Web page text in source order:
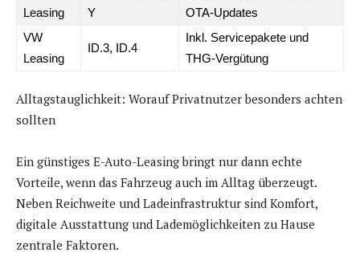
Leasing
Y
OTA-Updates
VW
Leasing
ID.3, ID.4
Inkl. Servicepakete und
THG-Vergütung
Alltagstauglichkeit: Worauf Privatnutzer besonders achten
sollten
Ein günstiges E-Auto-Leasing bringt nur dann echte
Vorteile, wenn das Fahrzeug auch im Alltag überzeugt.
Neben Reichweite und Ladeinfrastruktur sind Komfort,
digitale Ausstattung und Lademöglichkeiten zu Hause
zentrale Faktoren.